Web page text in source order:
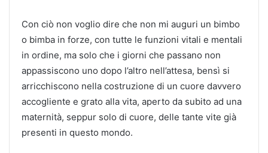
Con ciò non voglio dire che non mi auguri un bimbo
o bimba in forze, con tutte le funzioni vitali e mentali
in ordine, ma solo che i giorni che passano non
appassiscono uno dopo l’altro nell’attesa, bensì si
arricchiscono nella costruzione di un cuore davvero
accogliente e grato alla vita, aperto da subito ad una
maternità, seppur solo di cuore, delle tante vite già
presenti in questo mondo.